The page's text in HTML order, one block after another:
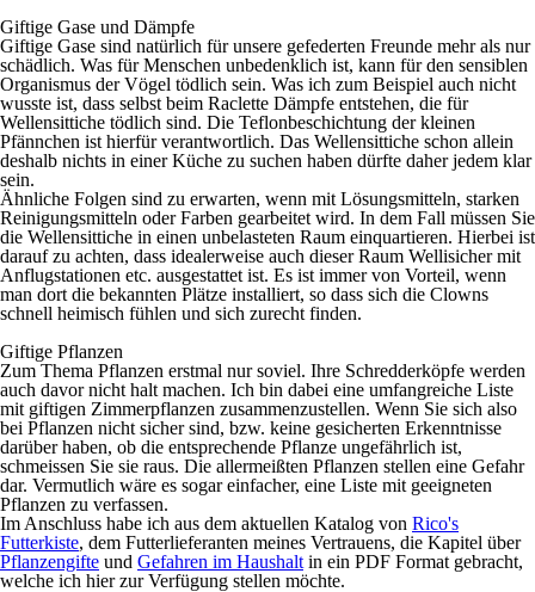
Giftige Gase und Dämpfe
Giftige Gase sind natürlich für unsere gefederten Freunde mehr als nur
schädlich. Was für Menschen unbedenklich ist, kann für den sensiblen
Organismus der Vögel tödlich sein. Was ich zum Beispiel auch nicht
wusste ist, dass selbst beim Raclette Dämpfe entstehen, die für
Wellensittiche tödlich sind. Die Teflonbeschichtung der kleinen
Pfännchen ist hierfür verantwortlich. Das Wellensittiche schon allein
deshalb nichts in einer Küche zu suchen haben dürfte daher jedem klar
sein.
Ähnliche Folgen sind zu erwarten, wenn mit Lösungsmitteln, starken
Reinigungsmitteln oder Farben gearbeitet wird. In dem Fall müssen Sie
die Wellensittiche in einen unbelasteten Raum einquartieren. Hierbei ist
darauf zu achten, dass idealerweise auch dieser Raum Wellisicher mit
Anflugstationen etc. ausgestattet ist. Es ist immer von Vorteil, wenn
man dort die bekannten Plätze installiert, so dass sich die Clowns
schnell heimisch fühlen und sich zurecht finden.
Giftige Pflanzen
Zum Thema Pflanzen erstmal nur soviel. Ihre Schredderköpfe werden
auch davor nicht halt machen. Ich bin dabei eine umfangreiche Liste
mit giftigen Zimmerpflanzen zusammenzustellen. Wenn Sie sich also
bei Pflanzen nicht sicher sind, bzw. keine gesicherten Erkenntnisse
darüber haben, ob die entsprechende Pflanze ungefährlich ist,
schmeissen Sie sie raus. Die allermeißten Pflanzen stellen eine Gefahr
dar. Vermutlich wäre es sogar einfacher, eine Liste mit geeigneten
Pflanzen zu verfassen.
Im Anschluss habe ich aus dem aktuellen Katalog von Rico's
Futterkiste, dem Futterlieferanten meines Vertrauens, die Kapitel über
Pflanzengifte und Gefahren im Haushalt in ein PDF Format gebracht,
welche ich hier zur Verfügung stellen möchte.